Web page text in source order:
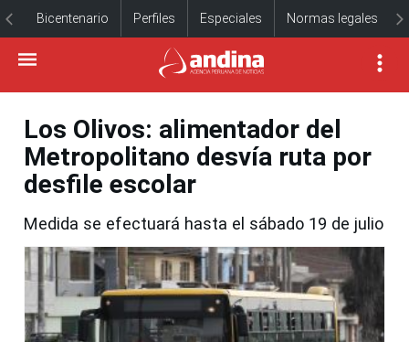
Bicentenario Perfiles Especiales Normas legales
Los Olivos: alimentador del
Metropolitano desvía ruta por
desfile escolar
Medida se efectuará hasta el sábado 19 de julio